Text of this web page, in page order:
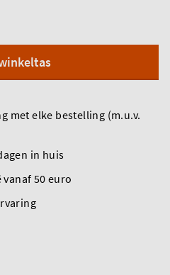
met elke bestelling (m.u.v.
in huis
50 euro